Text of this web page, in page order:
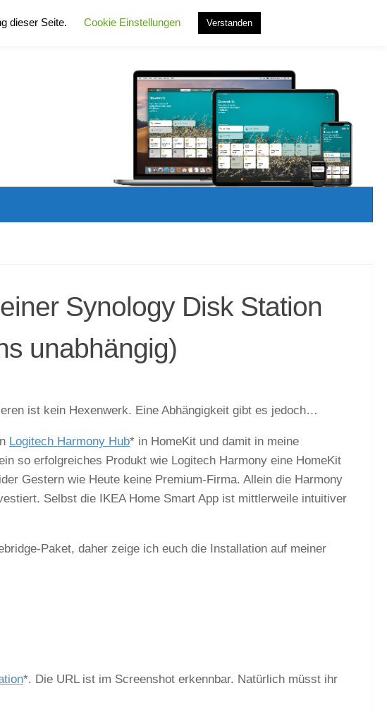
Synology Disk Station
unabhängig)
ist kein Hexenwerk. Eine Abhängigkeit gibt es jedoch…
Logitech Harmony Hub* in HomeKit und damit in meine
so erfolgreiches Produkt wie Logitech Harmony eine HomeKit
Gestern wie Heute keine Premium-Firma. Allein die Harmony
Selbst die IKEA Home Smart App ist mittlerweile intuitiver
Paket, daher zeige ich euch die Installation auf meiner
*. Die URL ist im Screenshot erkennbar. Natürlich müsst ihr
dieser Seite. Cookie Einstellungen Verstanden